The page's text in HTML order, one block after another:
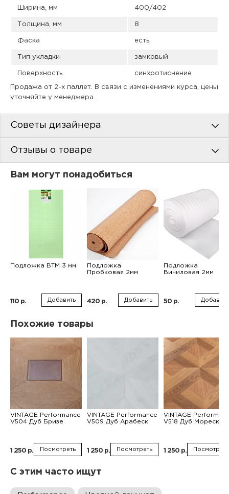
Ширина, мм 400/402
Толщина, мм 8
Фаска есть
Тип укладки замковый
Поверхность синхротиснение
Продажа от 2-х паллет. В связи с изменениями курса, цены
уточняйте у менеджера.
Советы дизайнера
Отзывы о товаре
Вам могут понадобиться
Подложка ВТМ 3 мм
110 р. Добавить
Подложка
Пробковая 2мм
420 р. Добавить
Подложка
Виниловая 2мм
50 р. Добавить
Похожие товары
VINTAGE Performance
V504 Дуб Бризе
1 250 р. Посмотреть
VINTAGE Performance
V509 Дуб Арабеск
1 250 р. Посмотреть
VINTAGE
V518 Дуб Мореска
1 250 р. Посмотреть
С этим часто ищут